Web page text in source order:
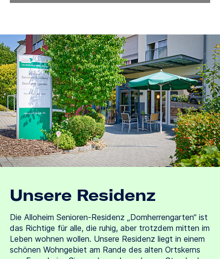
Unsere Residenz
Die Alloheim Senioren-Residenz „Domherrengarten“ ist
das Richtige für alle, die ruhig, aber trotzdem mitten im
Leben wohnen wollen. Unsere Residenz liegt in einem
schönen Wohngebiet am Rande des alten Ortskerns